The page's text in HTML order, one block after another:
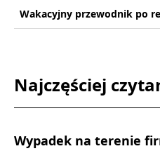
Wakacyjny przewodnik po
Najczęściej
Wypadek na terenie